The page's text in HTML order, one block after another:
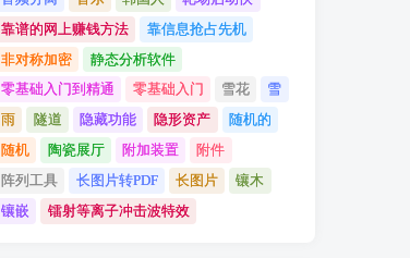
靠谱的网上赚钱方法
靠信息抢占先机
非对称加密
静态分析软件
零基础入门到精通
零基础入门 雪花
雪
雨
隧道 隐藏功能 隐形资产
随机的
随机
陶瓷展厅 附加装置
附件
阵列工具
长图片转PDF 长图片
镶木
镶嵌
镭射等离子冲击波特效